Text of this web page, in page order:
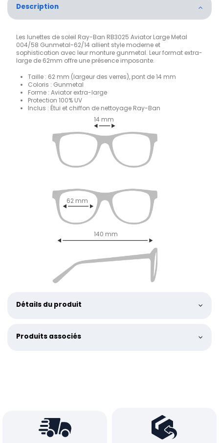
Description
Les lunettes de soleil Ray-Ban RB3025 Aviator Large Metal
004/58 Gunmetal-62/14 allient style moderne et
sophistication avec leur monture gunmetal. Leur format extra-
large de 62mm offre une présence imposante.
Taille : 62 mm (largeur des verres), pont de 14 mm
Coloris : Gunmetal
Forme : Aviator extra-large
Protection 100% UV
Inclus : Étui et chiffon de nettoyage Ray-Ban
14 mm
62 mm
140 mm
Détails du produit
Produits associés